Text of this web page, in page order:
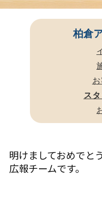
明けましておめでと
広報チームです。
柏倉
ス